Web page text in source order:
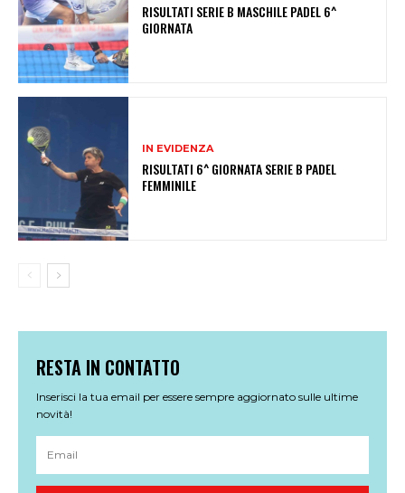
RISULTATI SERIE B MASCHILE PADEL 6^
GIORNATA
IN EVIDENZA
RISULTATI 6^ GIORNATA SERIE B PADEL
FEMMINILE
RESTA IN CONTATTO
Inserisci la tua email per essere sempre aggiornato sulle ultime
novità!